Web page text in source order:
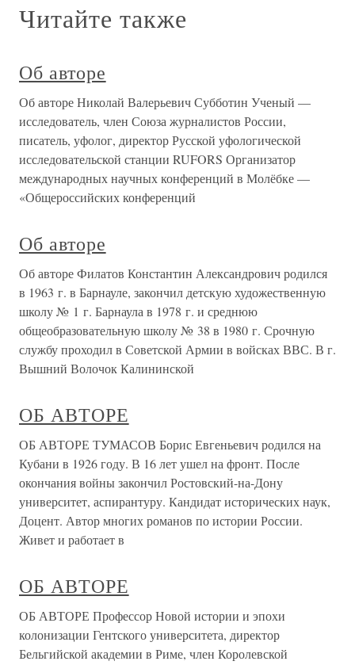
Читайте также
Об авторе
Об авторе Николай Валерьевич Субботин Ученый —
исследователь, член Союза журналистов России,
писатель, уфолог, директор Русской уфологической
исследовательской станции RUFORS Организатор
международных научных конференций в Молёбке —
«Общероссийских конференций
Об авторе
Об авторе Филатов Константин Александрович родился
в 1963 г. в Барнауле, закончил детскую художественную
школу № 1 г. Барнаула в 1978 г. и среднюю
общеобразовательную школу № 38 в 1980 г. Срочную
службу проходил в Советской Армии в войсках ВВС. В г.
Вышний Волочок Калининской
ОБ АВТОРЕ
ОБ АВТОРЕ ТУМАСОВ Борис Евгеньевич родился на
Кубани в 1926 году. В 16 лет ушел на фронт. После
окончания войны закончил Ростовский-на-Дону
университет, аспирантуру. Кандидат исторических наук,
Доцент. Автор многих романов по истории России.
Живет и работает в
ОБ АВТОРЕ
ОБ АВТОРЕ Профессор Новой истории и эпохи
колонизации Гентского университета, директор
Бельгийской академии в Риме, член Королевской